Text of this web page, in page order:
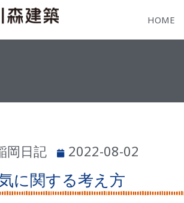
HOME
岡日記 2022-08-02
に関する考え方